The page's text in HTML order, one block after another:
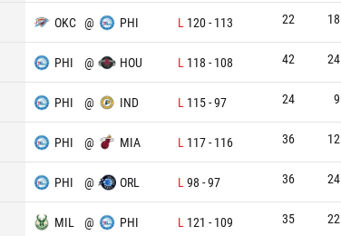
OKC @ PHI L 120- 113 22 18
PHI @ HOU L 118 - 108 42 24
PHI @ IND L 115-97 24 9
PHI @ MIA L 117- 116 36 12
PHI @ ORL L 98 -97 36 24
MIL @ PHI L 121 - 109 35 22